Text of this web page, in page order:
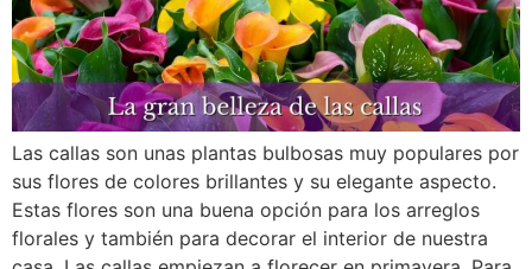
Las callas son unas plantas bulbosas muy populares por
sus flores de colores brillantes y su elegante aspecto.
Estas flores son una buena opción para los arreglos
florales y también para decorar el interior de nuestra